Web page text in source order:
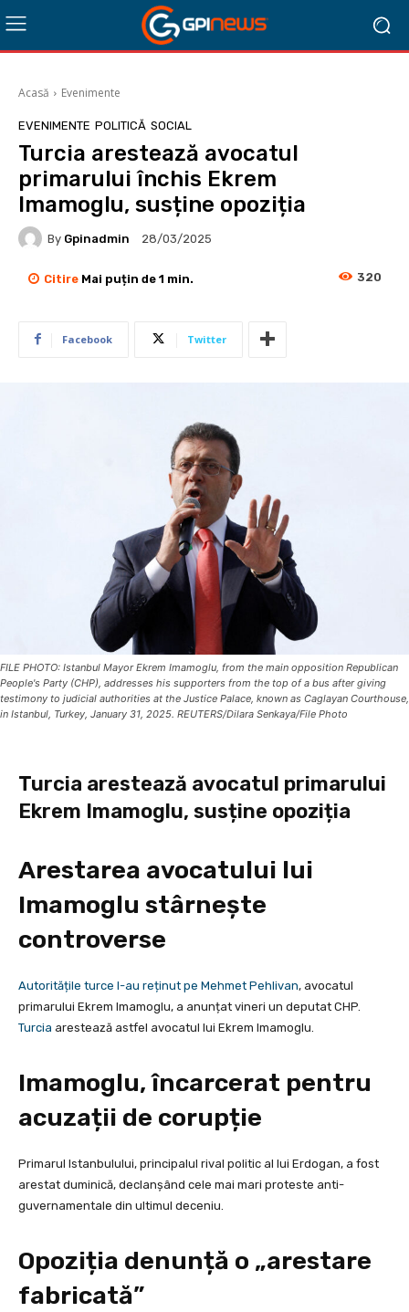
Acasă Evenimente
EVENIMENTE POLITICĂ SOCIAL
Turcia arestează avocatul
primarului închis Ekrem
Imamoglu, susține opoziția
By Gpinadmin 28/03/2025
Citire Mai puțin de 1 min. 320
Facebook Twitter
FILE PHOTO: Istanbul Mayor Ekrem Imamoglu, from the main opposition Republican
People's Party (CHP), addresses his supporters from the top of a bus after giving
testimony to judicial authorities at the Justice Palace, known as Caglayan Courthouse,
in Istanbul, Turkey, January 31, 2025. REUTERS/Dilara Senkaya/File Photo
Turcia arestează avocatul primarului
Ekrem Imamoglu, susține opoziția
Arestarea avocatului lui
Imamoglu stârnește
controverse
Autoritățile turce l-au reținut pe Mehmet Pehlivan, avocatul
primarului Ekrem Imamoglu, a anunțat vineri un deputat CHP.
Turcia arestează astfel avocatul lui Ekrem Imamoglu.
Imamoglu, încarcerat pentru
acuzații de corupție
Primarul Istanbulului, principalul rival politic al lui Erdogan, a fost
arestat duminică, declanșând cele mai mari proteste anti-
guvernamentale din ultimul deceniu.
Opoziția denunță o „arestare
fabricată”